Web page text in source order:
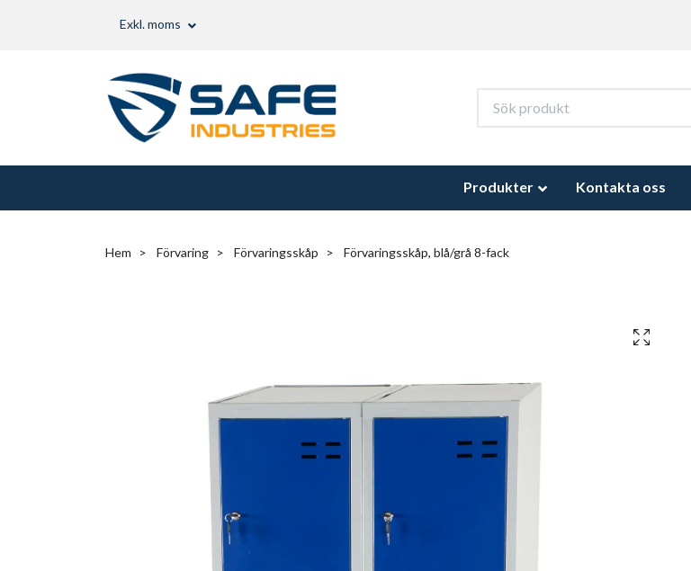
Exkl. moms
Produkter Kontakta oss
Hem Förvaring Förvaringsskåp Förvaringsskåp, blå/grå 8-fack